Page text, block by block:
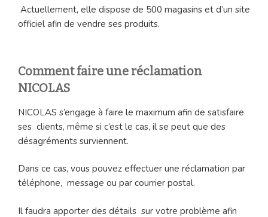
Actuellement, elle dispose de 500 magasins et d’un site
officiel afin de vendre ses produits.
Comment faire une réclamation
NICOLAS
NICOLAS s’engage à faire le maximum afin de satisfaire
ses clients, même si c’est le cas, il se peut que des
désagréments surviennent.
Dans ce cas, vous pouvez effectuer une réclamation par
téléphone, message ou par courrier postal.
Il faudra apporter des détails sur votre problème afin